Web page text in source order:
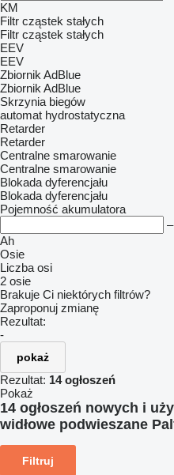
KM
Filtr cząstek stałych
Filtr cząstek stałych
EEV
EEV
Zbiornik AdBlue
Zbiornik AdBlue
Skrzynia biegów
automat hydrostatyczna
Retarder
Retarder
Centralne smarowanie
Centralne smarowanie
Blokada dyferencjału
Blokada dyferencjału
Pojemność akumulatora
–
Ah
Osie
Liczba osi
2 osie
Brakuje Ci niektórych filtrów?
Zaproponuj zmianę
Rezultat:
-
pokaż
Rezultat: 14 ogłoszeń
Pokaż
14 ogłoszeń nowych i
widłowe podwieszane
Filtruj